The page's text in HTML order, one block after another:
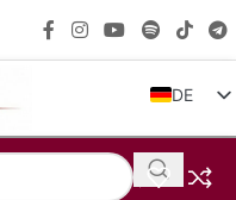
DE
IT
EN